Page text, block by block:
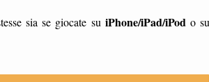
sia se giocate su iPhone/iPad/iPod o su